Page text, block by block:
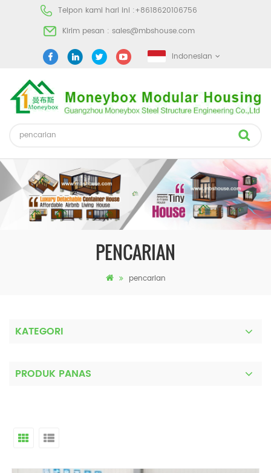
Telpon kami hari ini :+8618620106756
Kirim pesan : sales@mbshouse.com
Indonesian
PENCARIAN
pencarian
KATEGORI
PRODUK PANAS